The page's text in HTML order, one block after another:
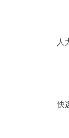
人
快